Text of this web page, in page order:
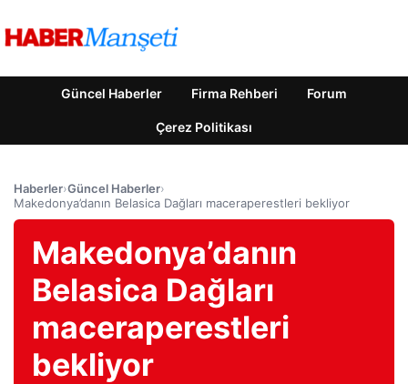
Güncel Haberler Firma Rehberi Forum
Çerez Politikası
Haberler›Güncel Haberler›
Makedonya’danın Belasica Dağları maceraperestleri bekliyor
Makedonya’danın
Belasica Dağları
maceraperestleri
bekliyor